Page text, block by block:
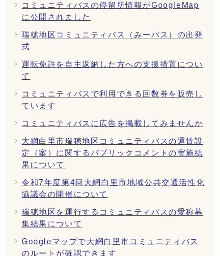
コミュニティバスの停留所情報がGoogleMap
に公開されました
瑞穂地区コミュニティバス（みーバス）の出発
式
運転免許を自主返納した方への支援措置につい
て
コミュニティバスで利用できる回数券を販売し
ています
コミュニティバスに広告を掲載してみませんか
大網白里市瑞穂地区コミュニティバスの運賃設
定（案）に関するパブリックコメントの実施結
果について
令和7年度第4回大網白里市地域公共交通活性化
協議会の開催について
瑞穂地区を運行するコミュニティバスの愛称募
集結果について
Googleマップで大網白里市コミュニティバス
のルートが確認できます